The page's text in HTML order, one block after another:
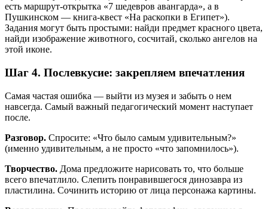
есть маршрут-открытка «7 шедевров авангарда», а в
Пушкинском — книга-квест «На раскопки в Египет»).
Задания могут быть простыми: найди предмет красного цвета,
найди изображение животного, сосчитай, сколько ангелов на
этой иконе.
Шаг 4. Послевкусие: закрепляем впечатления
Самая частая ошибка — выйти из музея и забыть о нем
навсегда. Самый важный педагогический момент наступает
после.
Разговор. Спросите: «Что было самым удивительным?»
(именно удивительным, а не просто «что запомнилось»).
Творчество. Дома предложите нарисовать то, что больше
всего впечатлило. Слепить понравившегося динозавра из
пластилина. Сочинить историю от лица персонажа картины.